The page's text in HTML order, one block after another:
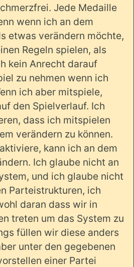
Jede Medaille
wenn ich an dem
etwas verändern möchte,
Regeln spielen, als
kein Anrecht darauf
zu nehmen wenn ich
ich aber mitspiele,
den Spielverlauf. Ich
dass ich mitspielen
verändern zu können.
kann ich an dem
Ich glaube nicht an
und ich glaube nicht
Parteistrukturen, ich
daran dass wir in
treten um das System zu
füllen wir diese anders
unter den gegebenen
einer Partei